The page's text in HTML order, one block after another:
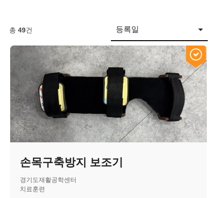
총49건 등록일
손목구축방지 보조기
경기도재활공학센터
치료훈련